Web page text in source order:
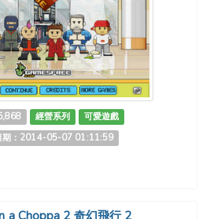
經營系列
可愛遊戲
期：2014-05-07 01:11:59
a Choppa 2 奇幻飛行 2